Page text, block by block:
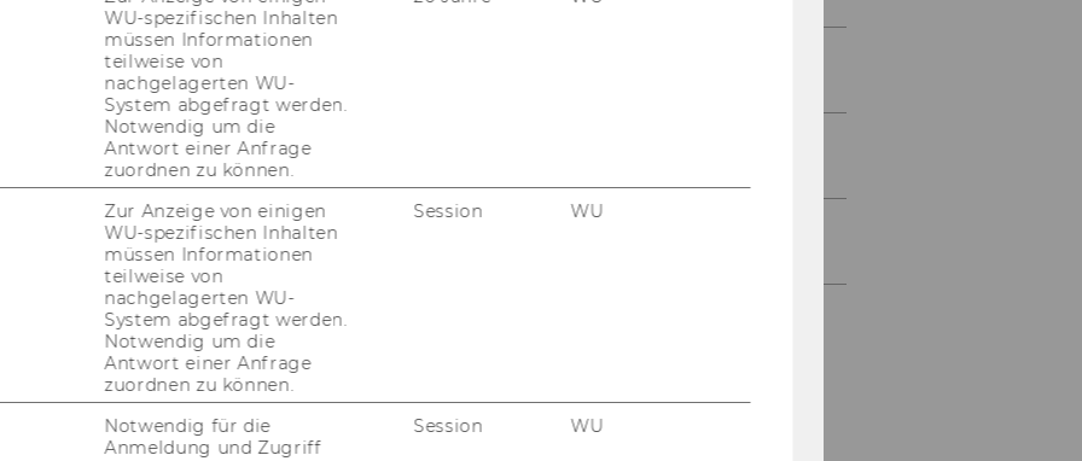
16
(em)powered byAI?
Germany
Lab, University of St.Gallen,
and Teaching & Learning, WU Vienna,
WU-spezifischen Inhalten
müssen Informationen
teilweise von
nachgelagerten WU-
System abgefragt werden.
Notwendig um die
Antwort einer Anfrage
zuordnen zu können.
Zur Anzeige von einigen
WU-spezifischen Inhalten
müssen Informationen
teilweise von
nachgelagerten WU-
System abgefragt werden.
Notwendig um die
Antwort einer Anfrage
zuordnen zu können.
Session WU
Notwendig für die
Anmeldung und Zugriff
Session WU